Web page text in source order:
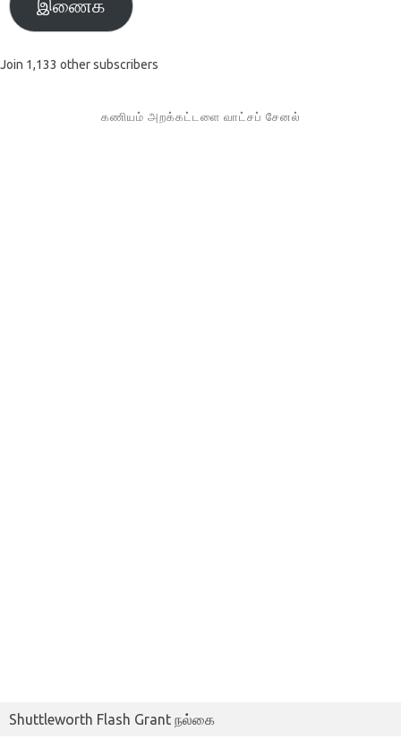
இணைக
Join 1,133 other subscribers
கணியம் அறக்கட்டளை வாட்சப் சேனல்
Shuttleworth Flash Grant நல்கை